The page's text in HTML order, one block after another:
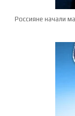
Россияне начали